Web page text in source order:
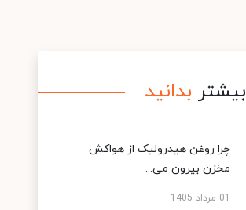
بیشتر بدانید
چرا روغن هیدرولیک از هواکش
مخزن بیرون می...
01 مرداد 1405